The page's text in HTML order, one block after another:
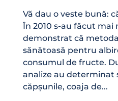
Vă dau o veste bună:
În 2010 s-au făcut mai
demonstrat că
sănătoasă pentru
consumul de fructe.
analize au determinat
căpșunile, coaja de...